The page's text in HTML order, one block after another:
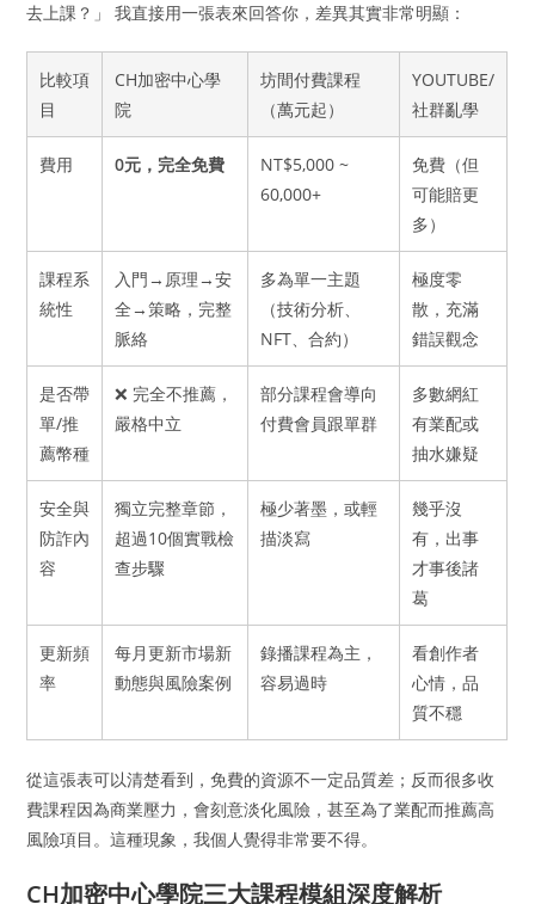
去上課？」 我直接用一張表來回答你，差異其實非常明顯：
比較項
目
CH加密中心學
院
坊間付費課程
（萬元起）
YOUTUBE/
社群亂學
費用 0元，完全免費
NT$5,000 ~
60,000+
免費（但
可能賠更
多）
課程系
統性
入門→原理→安
全→策略，完整
脈絡
多為單一主題
（技術分析、
NFT、合約）
極度零
散，充滿
錯誤觀念
是否帶
單/推
薦幣種
❌ 完全不推薦，
嚴格中立
部分課程會導向
付費會員跟單群
多數網紅
有業配或
抽水嫌疑
安全與
防詐內
容
獨立完整章節，
超過10個實戰檢
查步驟
極少著墨，或輕
描淡寫
幾乎沒
有，出事
才事後諸
葛
更新頻
率
每月更新市場新
動態與風險案例
錄播課程為主，
容易過時
看創作者
心情，品
質不穩
從這張表可以清楚看到，免費的資源不一定品質差；反而很多收
費課程因為商業壓力，會刻意淡化風險，甚至為了業配而推薦高
風險項目。這種現象，我個人覺得非常要不得。
CH加密中心學院三大課程模組深度解析